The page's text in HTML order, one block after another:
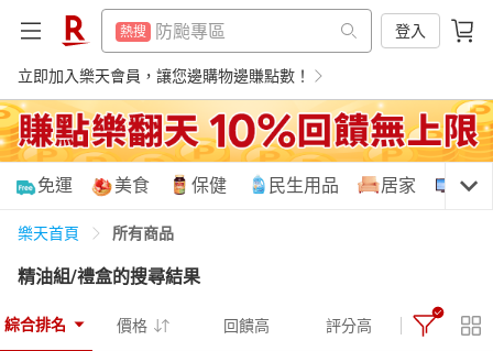
熱搜 賺點樂翻天
熱搜 299超取免運
熱搜 筆記型電腦
熱搜 電冰箱
抽7777點
登入
立即加入樂天會員，讓您邊購物邊賺點數！
熱搜 賺點樂翻天
299超取免運
熱搜 筆記型電腦
熱搜 電冰箱
熱搜 行動電源
熱搜 電動牙刷
熱搜 床墊
熱搜 抽7777點
購物網分類
免運 美食 保健 民生用品 居家 3C
樂天首頁 所有商品
精油組/禮盒的搜尋結果
綜合排名 價格 回饋高 評分高